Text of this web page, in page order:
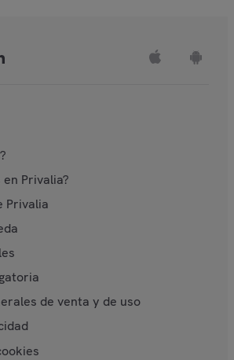
Privalia?
Privalia
de venta y de uso